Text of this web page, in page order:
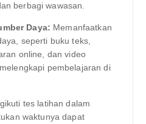
berbagi wawasan.
Daya: Memanfaatkan
seperti buku teks,
online, dan video
pembelajaran di
tes latihan dalam
waktunya dapat